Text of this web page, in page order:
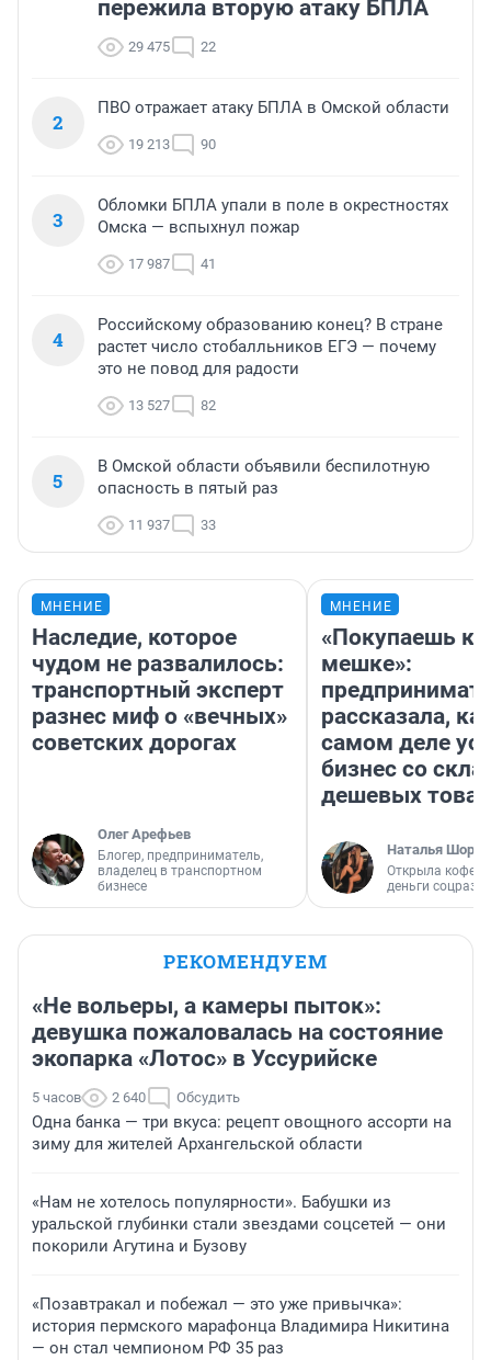
пережила вторую атаку БПЛА
29 475 22
2
ПВО отражает атаку БПЛА в Омской области
19 213 90
3
Обломки БПЛА упали в поле в окрестностях
Омска — вспыхнул пожар
17 987 41
4
Российскому образованию конец? В стране
растет число стобалльников ЕГЭ — почему
это не повод для радости
13 527 82
5
В Омской области объявили беспилотную
опасность в пятый раз
11 937 33
МНЕНИЕ
Наследие, которое
чудом не развалилось:
транспортный эксперт
разнес миф о «вечных»
советских дорогах
Олег Арефьев
Блогер, предприниматель,
владелец в транспортном
бизнесе
МНЕНИЕ
«Покупаешь
мешке»:
рассказала,
самом деле
бизнес со
дешевых
Наталья
Открыла
деньги
РЕКОМЕНДУЕМ
«Не вольеры, а камеры пыток»:
девушка пожаловалась на состояние
экопарка «Лотос» в Уссурийске
5 часов 2 640 Обсудить
Одна банка — три вкуса: рецепт овощного ассорти на
зиму для жителей Архангельской области
«Нам не хотелось популярности». Бабушки из
уральской глубинки стали звездами соцсетей — они
покорили Агутина и Бузову
«Позавтракал и побежал — это уже привычка»:
история пермского марафонца Владимира Никитина
— он стал чемпионом РФ 35 раз